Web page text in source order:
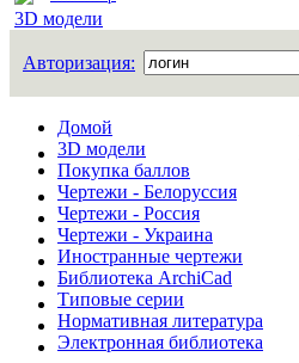
3D модели
Авторизация:
Домой
3D модели
Покупка баллов
Чертежи - Белоруссия
Чертежи - Россия
Чертежи - Украина
Иностранные чертежи
Библиотека ArchiCad
Типовые серии
Нормативная литература
Электронная библиотека